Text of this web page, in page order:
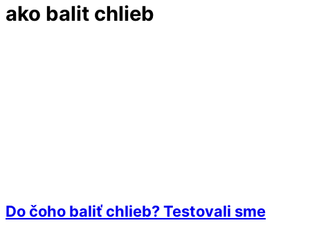
ako balit chlieb
Do čoho baliť chlieb? Testovali sme